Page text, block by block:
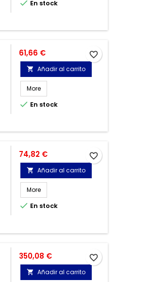
 En stock
Precio
61,66 €
 Añadir al carrito
More
 En stock
favorite_border
Precio
74,82 €
 Añadir al carrito
More
 En stock
favorite_border
Precio
350,08 €
 Añadir al carrito
favorite_border